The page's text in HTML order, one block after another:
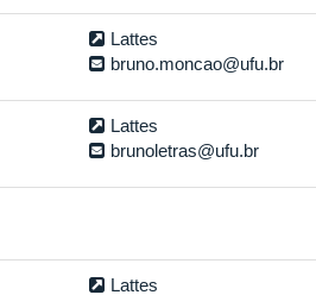
Lattes
bruno.moncao@ufu.br
Lattes
brunoletras@ufu.br
Lattes